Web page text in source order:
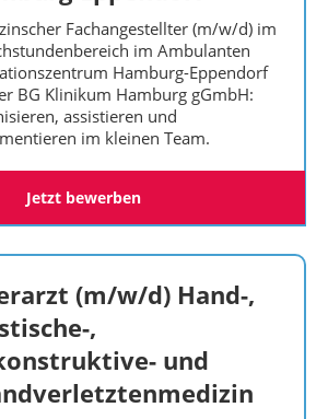
Fachangestellter (m/w/d) im
im Ambulanten
Hamburg-Eppendorf
BG Klinikum Hamburg gGmbH:
assistieren und
im kleinen Team.
Jetzt bewerben
(m/w/d) Hand-,
,
und